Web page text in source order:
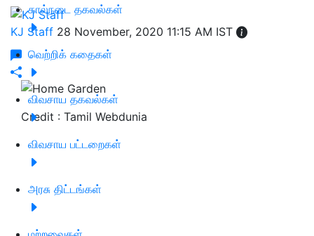
கால்நடை தகவல்கள்
வெற்றிக் கதைகள்
விவசாய தகவல்கள்
விவசாய பட்டறைகள்
அரசு திட்டங்கள்
KJ Staff 28 November, 2020 11:15 AM IST
Credit : Tamil Webdunia